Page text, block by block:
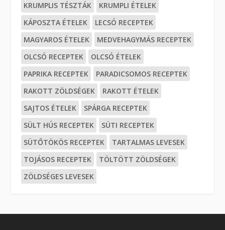
KRUMPLIS TÉSZTÁK
KRUMPLI ÉTELEK
KÁPOSZTA ÉTELEK
LECSÓ RECEPTEK
MAGYAROS ÉTELEK
MEDVEHAGYMÁS RECEPTEK
OLCSÓ RECEPTEK
OLCSÓ ÉTELEK
PAPRIKA RECEPTEK
PARADICSOMOS RECEPTEK
RAKOTT ZÖLDSÉGEK
RAKOTT ÉTELEK
SAJTOS ÉTELEK
SPÁRGA RECEPTEK
SÜLT HÚS RECEPTEK
SÜTI RECEPTEK
SÜTŐTÖKÖS RECEPTEK
TARTALMAS LEVESEK
TOJÁSOS RECEPTEK
TÖLTÖTT ZÖLDSÉGEK
ZÖLDSÉGES LEVESEK